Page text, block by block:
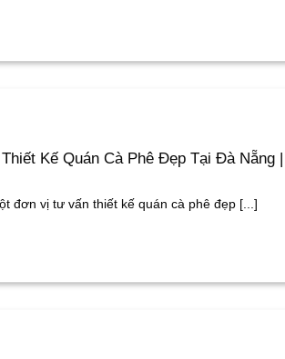
Kế Quán Cà Phê Đẹp Tại Đà Nẵng
đơn vị tư vấn thiết kế quán cà phê đẹp [...]